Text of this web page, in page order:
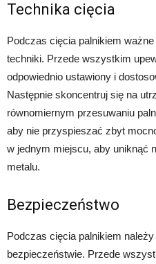
Technika cięcia
Podczas cięcia palnikiem
techniki. Przede wszystkim
odpowiednio ustawiony i
Następnie skoncentruj się na
równomiernym przesuwaniu
aby nie przyspieszać zbyt
w jednym miejscu, aby uniknąć
metalu.
Bezpieczeństwo
Podczas cięcia palnikiem
bezpieczeństwie. Przede